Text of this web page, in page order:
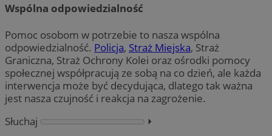
Wspólna odpowiedzialność
Pomoc osobom w potrzebie to nasza wspólna
odpowiedzialność. Policja, Straż Miejska, Straż
Graniczna, Straż Ochrony Kolei oraz ośrodki pomocy
społecznej współpracują ze sobą na co dzień, ale każda
interwencja może być decydująca, dlatego tak ważna
jest nasza czujność i reakcja na zagrożenie.
Słuchaj
⏵︎